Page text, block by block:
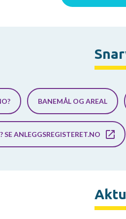
BANEMÅL OG AREAL
SE ANLEGGSREGISTERET.NO